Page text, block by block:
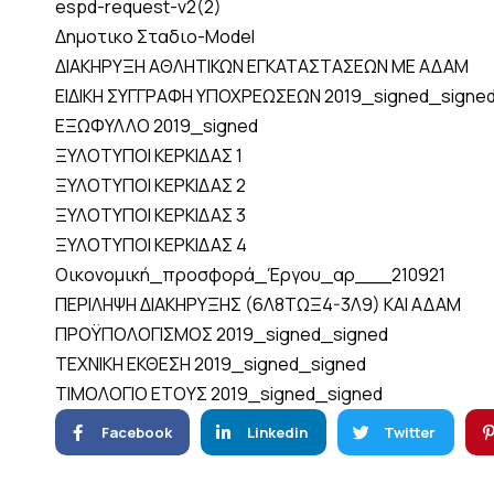
espd-request-v2(2)
Δημοτικο Σταδιο-Model
ΔΙΑΚΗΡΥΞΗ ΑΘΛΗΤΙΚΩΝ ΕΓΚΑΤΑΣΤΑΣΕΩΝ ΜΕ ΑΔΑΜ
ΕΙΔΙΚΗ ΣΥΓΓΡΑΦΗ ΥΠΟΧΡΕΩΣΕΩΝ 2019_signed_signed
ΕΞΩΦΥΛΛΟ 2019_signed
ΞΥΛΟΤΥΠΟΙ ΚΕΡΚΙΔΑΣ 1
ΞΥΛΟΤΥΠΟΙ ΚΕΡΚΙΔΑΣ 2
ΞΥΛΟΤΥΠΟΙ ΚΕΡΚΙΔΑΣ 3
ΞΥΛΟΤΥΠΟΙ ΚΕΡΚΙΔΑΣ 4
Οικονομική_προσφορά_Έργου_αρ___210921
ΠΕΡΙΛΗΨΗ ΔΙΑΚΗΡΥΞΗΣ (6Λ8ΤΩΞ4-3Λ9) ΚΑΙ ΑΔΑΜ
ΠΡΟΫΠΟΛΟΓΙΣΜΟΣ 2019_signed_signed
ΤΕΧΝΙΚΗ ΕΚΘΕΣΗ 2019_signed_signed
ΤΙΜΟΛΟΓΙΟ ΕΤΟΥΣ 2019_signed_signed
Facebook Linkedin Twitter